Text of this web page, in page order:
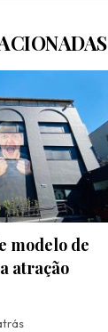
modelo de
atração